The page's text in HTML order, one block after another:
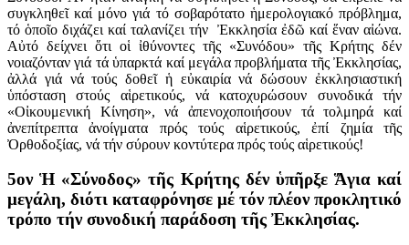
συγκληθεῖ καί μόνο γιά τό σοβαρότατο ἡμερολογιακό πρόβλημα,
τό ὁποῖο διχάζει καί ταλανίζει τήν Ἐκκλησία ἐδῶ καί ἕναν αἰώνα.
Αὐτό δείχνει ὅτι οἱ ἰθύνοντες τῆς «Συνόδου» τῆς Κρήτης δέν
νοιαζόνταν γιά τά ὑπαρκτά καί μεγάλα προβλήματα τῆς Ἐκκλησίας,
ἀλλά γιά νά τούς δοθεῖ ἡ εὐκαιρία νά δώσουν ἐκκλησιαστική
ὑπόσταση στούς αἱρετικούς, νά κατοχυρώσουν συνοδικά τήν
«Οἰκουμενική Κίνηση», νά ἀπενοχοποιήσουν τά τολμηρά καί
ἀνεπίτρεπτα ἀνοίγματα πρός τούς αἱρετικούς, ἐπί ζημία τῆς
Ὀρθοδοξίας, νά τήν σύρουν κοντύτερα πρός τούς αἱρετικούς!
5ον Ἡ «Σύνοδος» τῆς Κρήτης δέν ὑπῆρξε Ἅγια καί
μεγάλη, διότι καταφρόνησε μέ τόν πλέον προκλητικό
τρόπο τήν συνοδική παράδοση τῆς Ἐκκλησίας.